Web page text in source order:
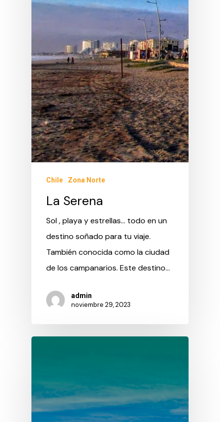
Chile Zona Norte
La Serena
Sol , playa y estrellas... todo en un
destino soñado para tu viaje.
También conocida como la ciudad
de los campanarios. Este destino…
admin
noviembre 29, 2023